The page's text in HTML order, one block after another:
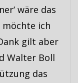
wäre das
ich
gilt aber
Walter Boll
das